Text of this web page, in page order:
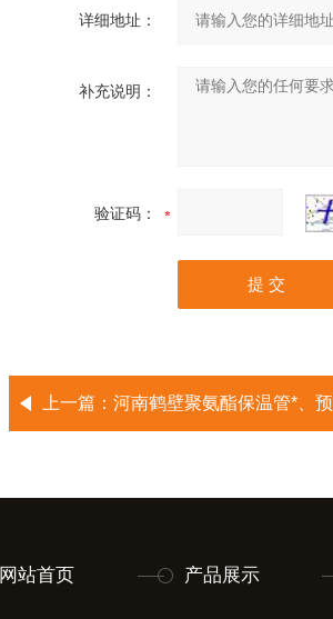
详细地址：
补充说明：
验证码：
上一篇： 河南鹤壁聚氨酯保温管*、预制
网站首页 产品展示